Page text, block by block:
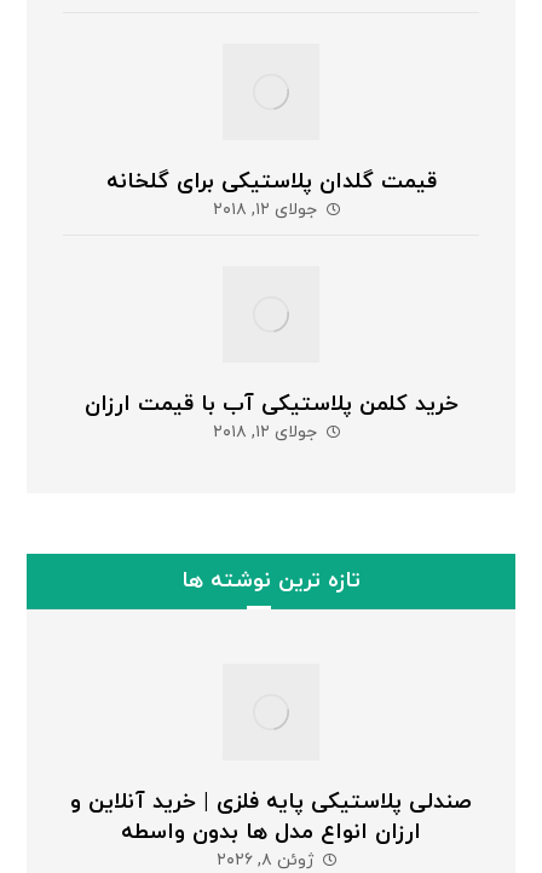
قیمت گلدان پلاستیکی برای گلخانه
جولای ۱۲, ۲۰۱۸
خرید کلمن پلاستیکی آب با قیمت ارزان
جولای ۱۲, ۲۰۱۸
تازه ترین نوشته ها
صندلی پلاستیکی پایه فلزی | خرید آنلاین و
ارزان انواع مدل ها بدون واسطه
ژوئن ۸, ۲۰۲۶